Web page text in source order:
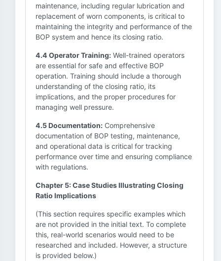
maintenance, including regular lubrication and
replacement of worn components, is critical to
maintaining the integrity and performance of the
BOP system and hence its closing ratio.
4.4 Operator Training: Well-trained operators
are essential for safe and effective BOP
operation. Training should include a thorough
understanding of the closing ratio, its
implications, and the proper procedures for
managing well pressure.
4.5 Documentation: Comprehensive
documentation of BOP testing, maintenance,
and operational data is critical for tracking
performance over time and ensuring compliance
with regulations.
Chapter 5: Case Studies Illustrating Closing
Ratio Implications
(This section requires specific examples which
are not provided in the initial text. To complete
this, real-world scenarios would need to be
researched and included. However, a structure
is provided below.)